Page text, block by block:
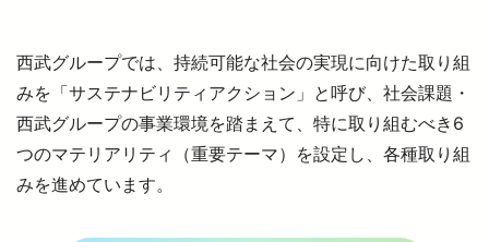
より安全に・快適に
ニュースルーム
歴史・沿革
会社要覧
西武グループでは、持続可能な社会の実現に向けた取り組
みを「サステナビリティアクション」と呼び、社会課題・
西武グループの事業環境を踏まえて、特に取り組むべき6
つのマテリアリティ（重要テーマ）を設定し、各種取り組
みを進めています。